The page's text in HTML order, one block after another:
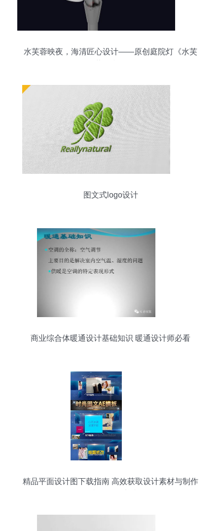
水芙蓉映夜，海清匠心设计——原创庭院灯《水芙
图文式logo设计
商业综合体暖通设计基础知识 暖通设计师必看
精品平面设计图下载指南 高效获取设计素材与制作